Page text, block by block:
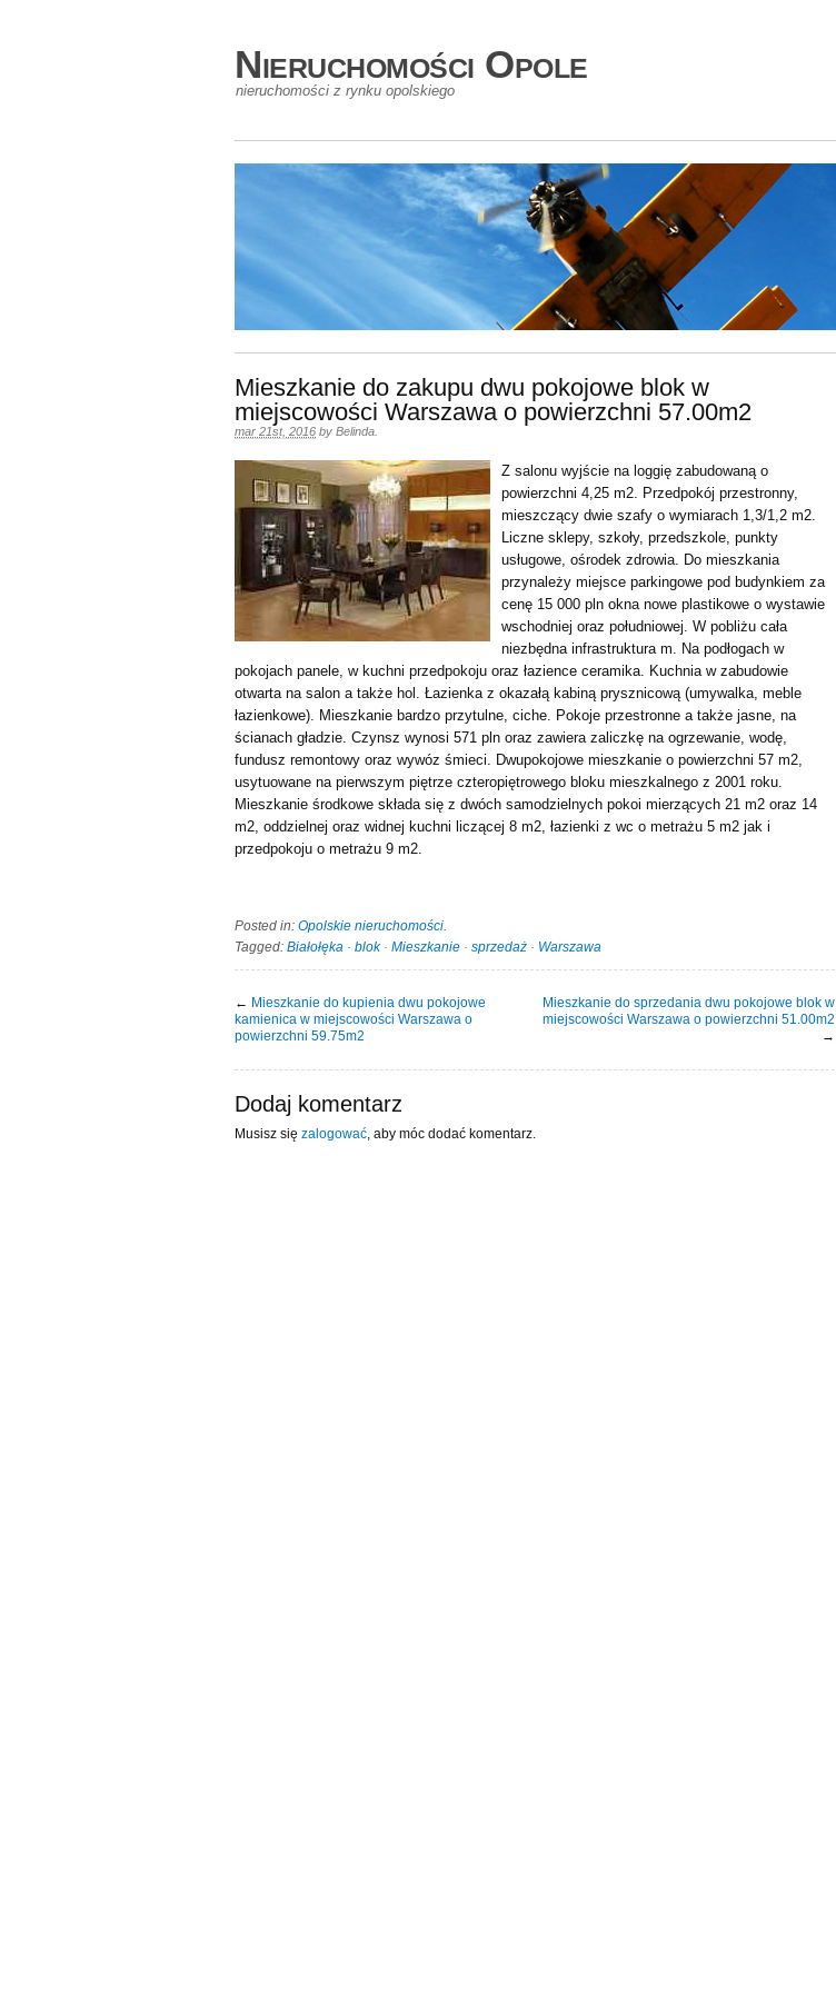
Nieruchomości Opole
nieruchomości z rynku opolskiego
Mieszkanie do zakupu dwu pokojowe blok w
miejscowości Warszawa o powierzchni 57.00m2
mar 21st, 2016 by Belinda
Z salonu wyjście na loggię zabudowaną o
powierzchni 4,25 m2. Przedpokój przestronny,
mieszczący dwie szafy o wymiarach 1,3/1,2 m2.
Liczne sklepy, szkoły, przedszkole, punkty
usługowe, ośrodek zdrowia. Do mieszkania
przynależy miejsce parkingowe pod budynkiem za
cenę 15 000 pln okna nowe plastikowe o wystawie
wschodniej oraz południowej. W pobliżu cała
niezbędna infrastruktura m. Na podłogach w
pokojach panele, w kuchni przedpokoju oraz łazience ceramika. Kuchnia w zabudowie
otwarta na salon a także hol. Łazienka z okazałą kabiną prysznicową (umywalka, meble
łazienkowe). Mieszkanie bardzo przytulne, ciche. Pokoje przestronne a także jasne, na
ścianach gładzie. Czynsz wynosi 571 pln oraz zawiera zaliczkę na ogrzewanie, wodę,
fundusz remontowy oraz wywóz śmieci. Dwupokojowe mieszkanie o powierzchni 57 m2,
usytuowane na pierwszym piętrze czteropiętrowego bloku mieszkalnego z 2001 roku.
Mieszkanie środkowe składa się z dwóch samodzielnych pokoi mierzących 21 m2 oraz 14
m2, oddzielnej oraz widnej kuchni liczącej 8 m2, łazienki z wc o metrażu 5 m2 jak i
przedpokoju o metrażu 9 m2.
Posted in: Opolskie nieruchomości.
Tagged: Białołęka · blok· Mieszkanie · sprzedaż · Warszawa
← Mieszkanie do kupienia dwu pokojowe
kamienica w miejscowości Warszawa o
powierzchni 59.75m2
Mieszkanie do sprzedania dwu pokojowe blok w
miejscowości Warszawa o powierzchni 51.00m2
→
Dodaj komentarz
Musisz się zalogować , aby móc dodać komentarz.